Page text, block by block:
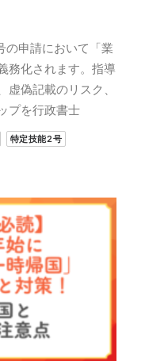
申請において「業
務化されます。指導
偽記載のリスク、
プを行政書士
特定技能2号